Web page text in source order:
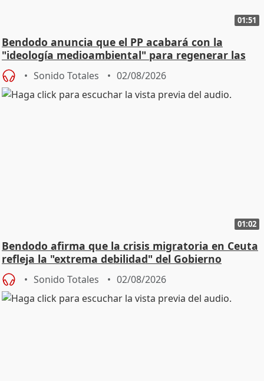
01:51
Bendodo anuncia que el PP acabará con la
"ideología medioambiental" para regenerar las
playas
Sonido Totales 02/08/2026
01:02
Bendodo afirma que la crisis migratoria en Ceuta
refleja la "extrema debilidad" del Gobierno
Sonido Totales 02/08/2026